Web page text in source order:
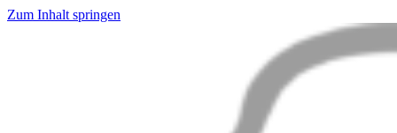
Zum Inhalt springen